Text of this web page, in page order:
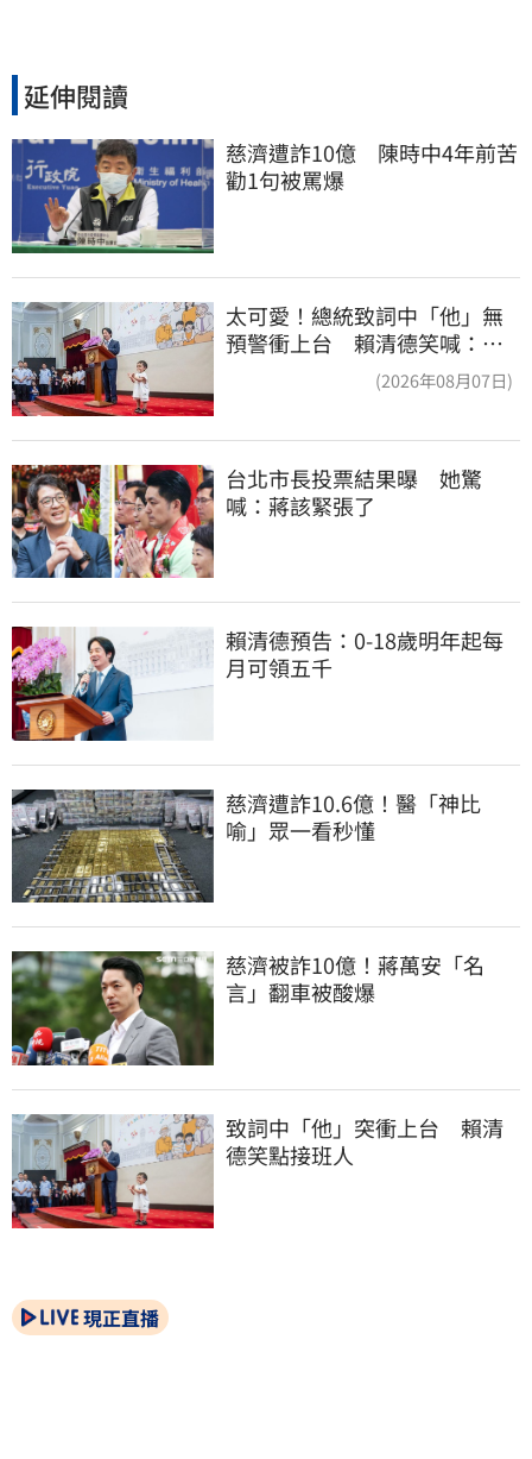
延伸閱讀
慈濟遭詐10億　陳時中4年前苦
勸1句被罵爆
太可愛！總統致詞中「他」無
預警衝上台 賴清德笑喊：卸
(2026年08月07日)
台北市長投票結果曝　她驚
喊：蔣該緊張了
賴清德預告：0-18歲明年起每
月可領五千
慈濟遭詐10.6億！醫「神比
喻」眾一看秒懂
慈濟被詐10億！蔣萬安「名
言」翻車被酸爆
致詞中「他」突衝上台　賴清
德笑點接班人
現正直播